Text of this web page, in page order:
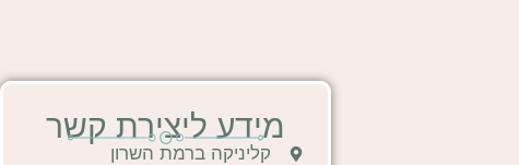
מידע ליצירת קשר
קליניקה ברמת השרון